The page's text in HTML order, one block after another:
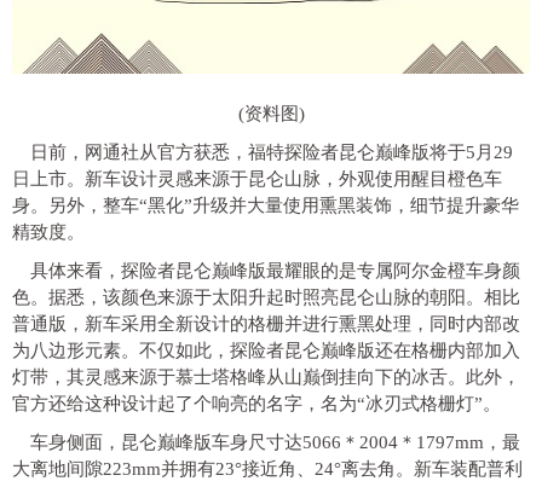
(资料图)
日前，网通社从官方获悉，福特探险者昆仑巅峰版将于5月29
日上市。新车设计灵感来源于昆仑山脉，外观使用醒目橙色车
身。另外，整车“黑化”升级并大量使用熏黑装饰，细节提升豪华
精致度。
具体来看，探险者昆仑巅峰版最耀眼的是专属阿尔金橙车身颜
色。据悉，该颜色来源于太阳升起时照亮昆仑山脉的朝阳。相比
普通版，新车采用全新设计的格栅并进行熏黑处理，同时内部改
为八边形元素。不仅如此，探险者昆仑巅峰版还在格栅内部加入
灯带，其灵感来源于慕士塔格峰从山巅倒挂向下的冰舌。此外，
官方还给这种设计起了个响亮的名字，名为“冰刃式格栅灯”。
车身侧面，昆仑巅峰版车身尺寸达5066＊2004＊1797mm，最
大离地间隙223mm并拥有23°接近角、24°离去角。新车装配普利